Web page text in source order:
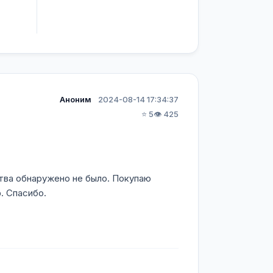
Аноним
2024-08-14 17:34:37
⭐ 5👁️ 425
обнаружено не было. Покупаю
Спасибо.